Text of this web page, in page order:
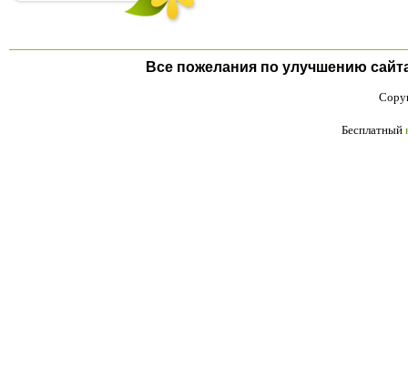
Все пожелания по улучшению
Бесплатный